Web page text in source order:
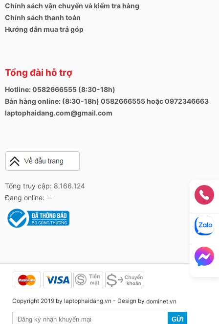
Chính sách vận chuyển và kiểm tra hàng
Chính sách thanh toán
Hướng dẫn mua trả góp
Tổng đài hỗ trợ
Hotline: 0582666555 (8:30-18h)
Bán hàng online: (8:30-18h) 0582666555 hoặc 0972346663
laptophaidang.com@gmail.com
Tổng truy cập: 8.166.124
Đang online: --
Copyright 2019 by laptophaidang.vn - Design by dominet.vn
GỬI